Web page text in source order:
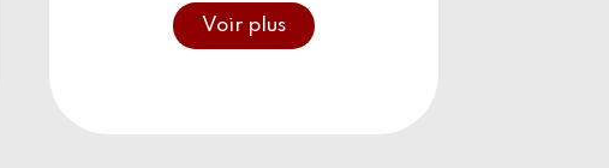
Voir plus